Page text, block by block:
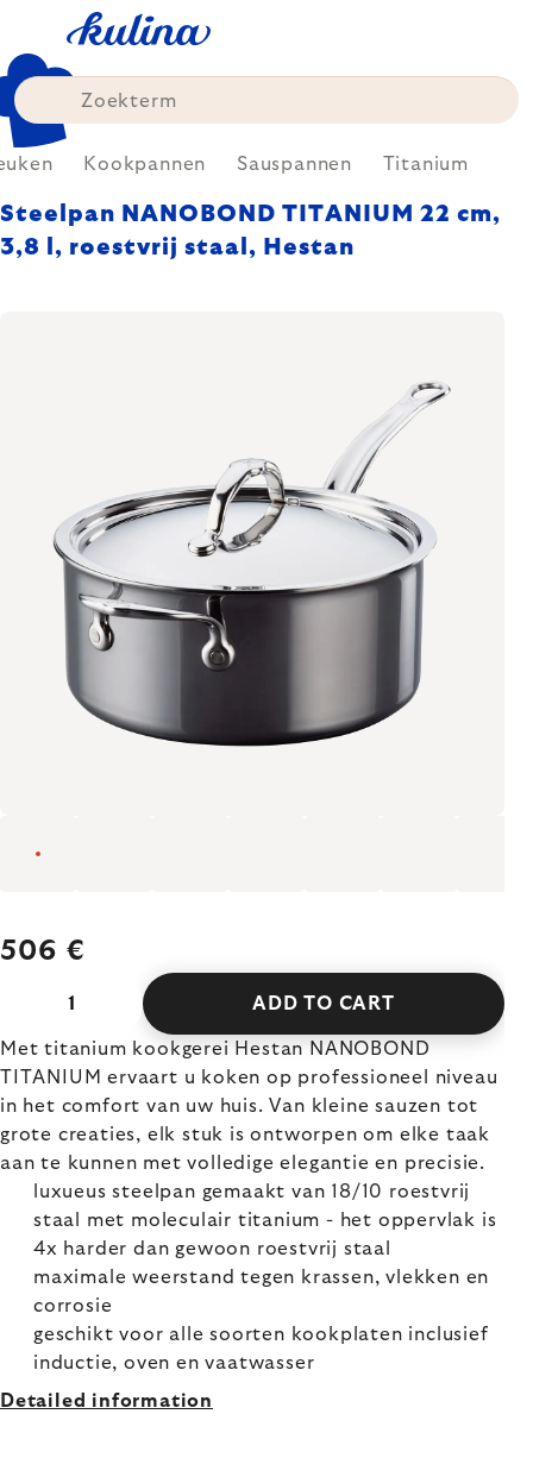
content
Kookpannen Sauspannen Titanium
Steelpan NANOBOND TITANIUM 22 cm,
3,8 l, roestvrij staal, Hestan
506 €
ADD TO CART
Met titanium kookgerei Hestan NANOBOND
TITANIUM ervaart u koken op professioneel niveau
in het comfort van uw huis. Van kleine sauzen tot
grote creaties, elk stuk is ontworpen om elke taak
aan te kunnen met volledige elegantie en precisie.
luxueus steelpan gemaakt van 18/10 roestvrij
staal met moleculair titanium - het oppervlak is
4x harder dan gewoon roestvrij staal
maximale weerstand tegen krassen, vlekken en
corrosie
geschikt voor alle soorten kookplaten inclusief
inductie, oven en vaatwasser
Detailed information